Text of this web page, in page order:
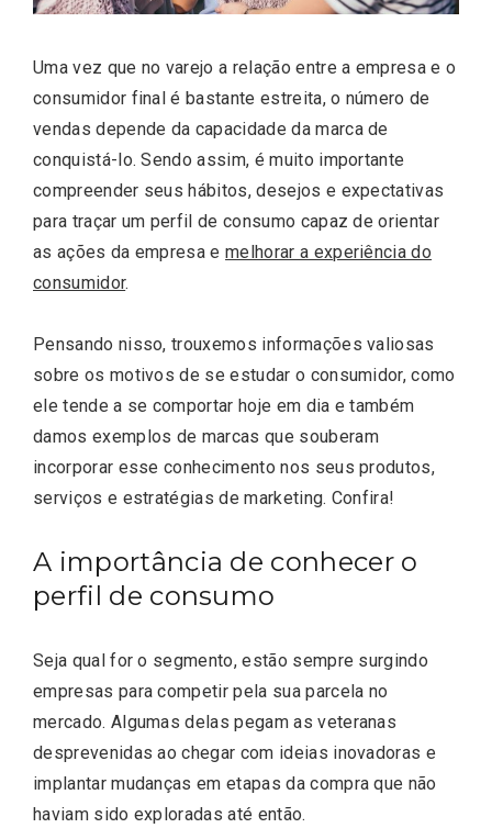
Uma vez que no varejo a relação entre a empresa e o
consumidor final é bastante estreita, o número de
vendas depende da capacidade da marca de
conquistá-lo. Sendo assim, é muito importante
compreender seus hábitos, desejos e expectativas
para traçar um perfil de consumo capaz de orientar
as ações da empresa emelhorar a experiência do
consumidor.
Pensando nisso, trouxemos informações valiosas
sobre os motivos de se estudar o consumidor, como
ele tende a se comportar hoje em dia e também
damos exemplos de marcas que souberam
incorporar esse conhecimento nos seus produtos,
serviços e estratégias de marketing. Confira!
A importância de conhecer o
perfil de consumo
Seja qual for o segmento, estão sempre surgindo
empresas para competir pela sua parcela no
mercado. Algumas delas pegam as veteranas
desprevenidas ao chegar com ideias inovadoras e
implantar mudanças em etapas da compra que não
haviam sido exploradas até então.